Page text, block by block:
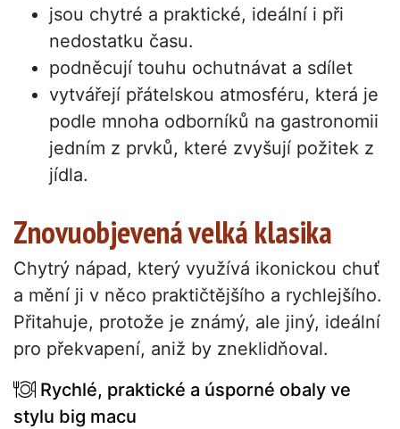
jsou chytré a praktické, ideální i při
nedostatku času.
podněcují touhu ochutnávat a sdílet
vytvářejí přátelskou atmosféru, která je
podle mnoha odborníků na gastronomii
jedním z prvků, které zvyšují požitek z
jídla.
Znovuobjevená velká klasika
Chytrý nápad, který využívá ikonickou chuť
a mění ji v něco praktičtějšího a rychlejšího.
Přitahuje, protože je známý, ale jiný, ideální
pro překvapení, aniž by zneklidňoval.
Rychlé, praktické a úsporné obaly ve
stylu big macu